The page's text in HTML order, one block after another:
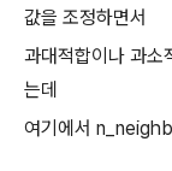
값을 조정하면서
과대적합이나 과소
는데
여기에서